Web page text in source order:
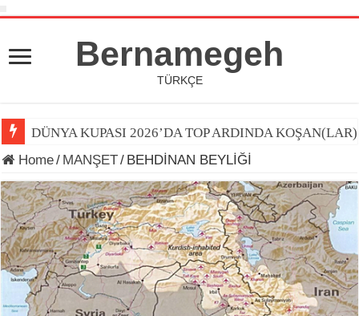
Bernamegeh
TÜRKÇE
DÜNYA KUPASI 2026’DA TOP ARDINDA
Home/ MANŞET/ BEHDİNAN BEYLİĞİ